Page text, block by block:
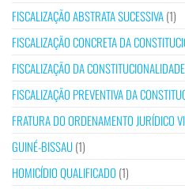
FISCALIZAÇÃO ABSTRATA SUCESSIVA(1)
FISCALIZAÇÃO CONCRETA DA
FISCALIZAÇÃO DA CONSTITUCIONALIDADE
FISCALIZAÇÃO PREVENTIVA DA
FRATURA DO ORDENAMENTO JURÍDICO
GUINÉ-BISSAU(1)
HOMICÍDIO QUALIFICADO (1)